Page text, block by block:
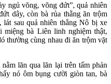
ngủ võng, võng đứt”, quả nhiên
dây, còn bà rủa thằng ăn trộm
lát sau quả nhiên thằng Nô bị xe
bà Liên linh nghiệm thật,
thường cùng nhau đi ăn trộm vặt
lăn qua lăn lại trên tấm phản
nó ôm bụng cười giòn tan, bà